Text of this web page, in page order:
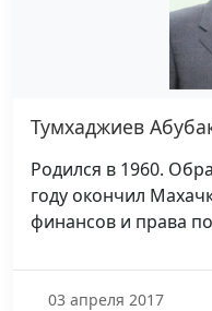
Тумхаджиев
Родился в 1960.
году окончил
финансов и права
03 апреля 2017